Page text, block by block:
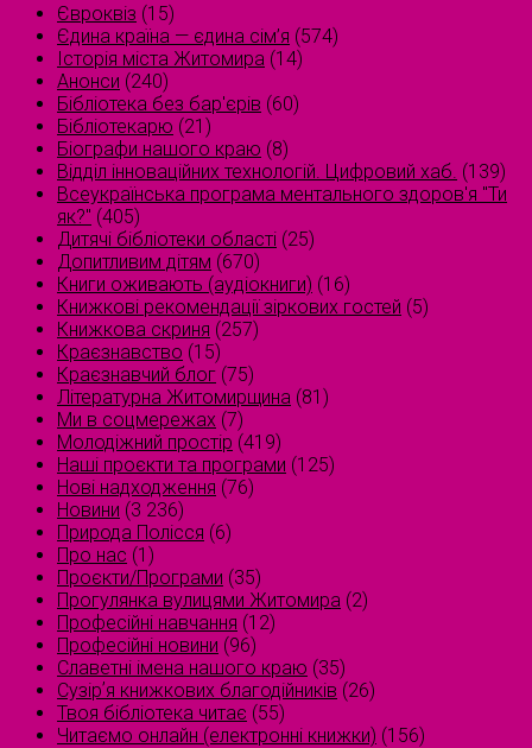
Євроквіз (15)
Єдина країна — єдина сім’я (574)
Історія міста Житомира (14)
Анонси (240)
Бібліотека без бар'єрів (60)
Бібліотекарю (21)
Біографи нашого краю (8)
Відділ інноваційних технологій. Цифровий хаб. (139)
Всеукраїнська програма ментального здоров'я "Ти
як?" (405)
Дитячі бібліотеки області (25)
Допитливим дітям (670)
Книги оживають (аудіокниги) (16)
Книжкові рекомендації зіркових гостей (5)
Книжкова скриня (257)
Краєзнавство (15)
Краєзнавчий блог (75)
Літературна Житомирщина (81)
Ми в соцмережах (7)
Молодіжний простір (419)
Наші проєкти та програми (125)
Нові надходження (76)
Новини (3 236)
Природа Полісся (6)
Про нас (1)
Проєкти/Програми (35)
Прогулянка вулицями Житомира (2)
Професійні навчання (12)
Професійні новини (96)
Славетні імена нашого краю (35)
Сузірʼя книжкових благодійників (26)
Твоя бібліотека читає (55)
Читаємо онлайн (електронні книжки) (156)